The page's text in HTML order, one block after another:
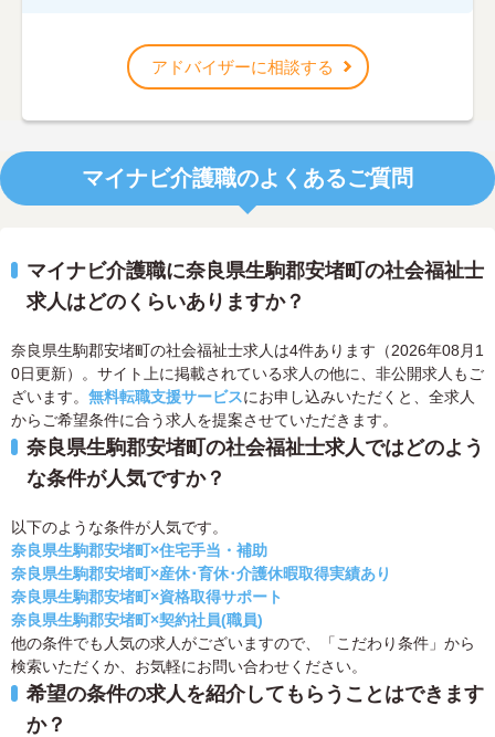
アドバイザーに相談する
マイナビ介護職のよくあるご質問
マイナビ介護職に奈良県生駒郡安堵町の社会福祉士
求人はどのくらいありますか？
奈良県生駒郡安堵町の社会福祉士求人は4件あります（2026年08月1
0日更新）。サイト上に掲載されている求人の他に、非公開求人もご
ざいます。 無料転職支援サービスにお申し込みいただくと、全求人
からご希望条件に合う求人を提案させていただきます。
奈良県生駒郡安堵町の社会福祉士求人ではどのよう
な条件が人気ですか？
以下のような条件が人気です。
奈良県生駒郡安堵町×住宅手当・補助
奈良県生駒郡安堵町×産休･育休･介護休暇取得実績あり
奈良県生駒郡安堵町×資格取得サポート
奈良県生駒郡安堵町×契約社員(職員)
他の条件でも人気の求人がございますので、「こだわり条件」から
検索いただくか、お気軽にお問い合わせください。
希望の条件の求人を紹介してもらうことはできます
か？